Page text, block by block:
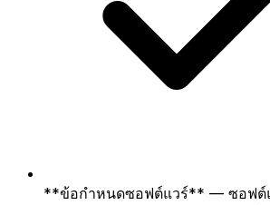
**ข้อกำหนดซอฟต์แวร์** — ซอฟต์